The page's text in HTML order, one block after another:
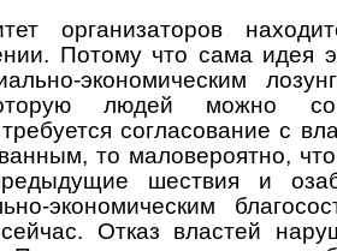
организаторов
Потому что сама идея
экономическим
людей можно
согласование с
то маловероятно,
шествия и
экономическим
Отказ властей